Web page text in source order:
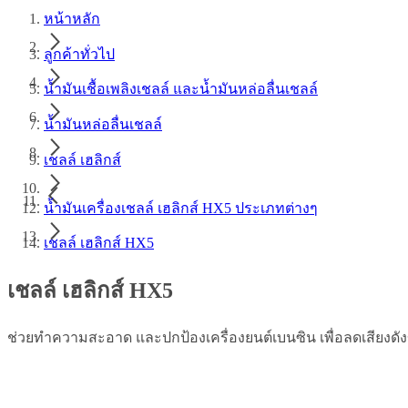
หน้าหลัก
ลูกค้าทั่วไป
น้ำมันเชื้อเพลิงเชลล์ และน้ำมันหล่อลื่นเชลล์
น้ำมันหล่อลื่นเชลล์
เชลล์ เฮลิกส์
น้ำมันเครื่องเชลล์ เฮลิกส์ HX5 ประเภทต่างๆ
เชลล์ เฮลิกส์ HX5
เชลล์ เฮลิกส์ HX5
ช่วยทำความสะอาด และปกป้องเครื่องยนต์เบนซิน เพื่อลดเสียง